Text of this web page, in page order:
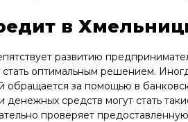
в
развитию
оптимальным решением.
за помощью в
средств могут стать
проверяет